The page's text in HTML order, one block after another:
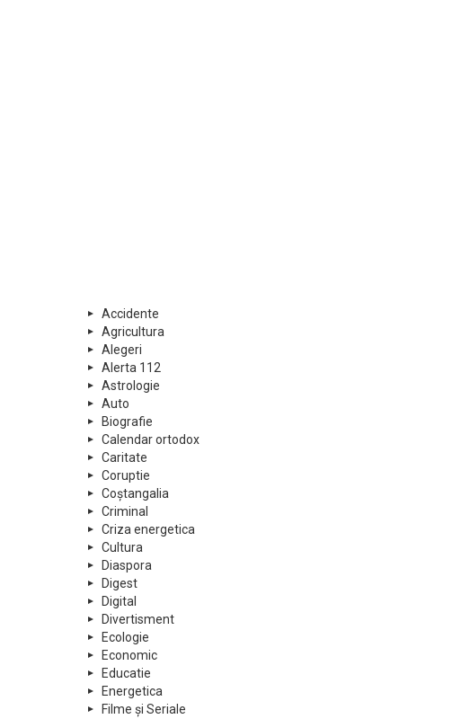
Accidente
Agricultura
Alegeri
Alerta 112
Astrologie
Auto
Biografie
Calendar ortodox
Caritate
Coruptie
Coștangalia
Criminal
Criza energetica
Cultura
Diaspora
Digest
Digital
Divertisment
Ecologie
Economic
Educatie
Energetica
Filme și Seriale